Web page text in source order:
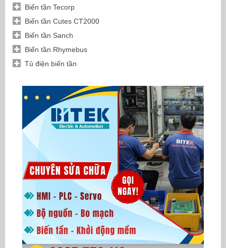
Biến tần Tecorp
Biến tần Cutes CT2000
Biến tần Sanch
Biến tần Rhymebus
Tủ điện biến tần